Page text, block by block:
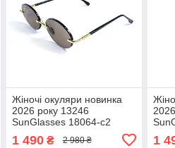
Жіночі окуляри новинка
2026 року 13246
SunGlasses 18064-c2
1 490₴ 2 980 ₴ 1